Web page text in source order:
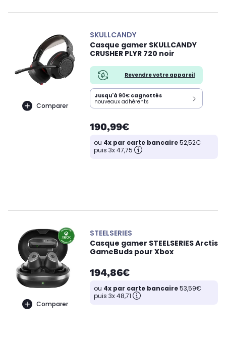
Comparer
SKULLCANDY
Casque gamer SKULLCANDY
CRUSHER PLYR 720 noir
Revendre votre appareil
Jusqu'à 90€ cagnottés
nouveaux adhérents
190,99€
ou 4x par carte bancaire52,52€
puis 3x 47,75
Comparer
STEELSERIES
Casque gamer STEELSERIES Arctis
GameBuds pour Xbox
194,86€
ou 4x par carte bancaire53,59€
puis 3x 48,71